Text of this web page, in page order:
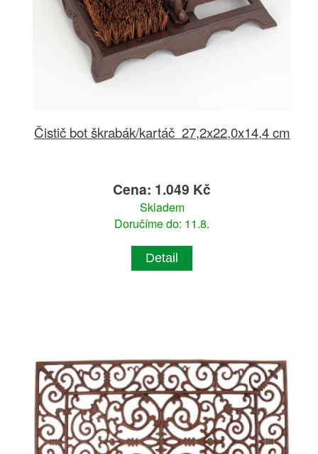
Čistič bot škrabák/kartáč 27,2x22,0x14,4 cm
Cena: 1.049 Kč
Skladem
Doručíme do: 11.8.
Detail